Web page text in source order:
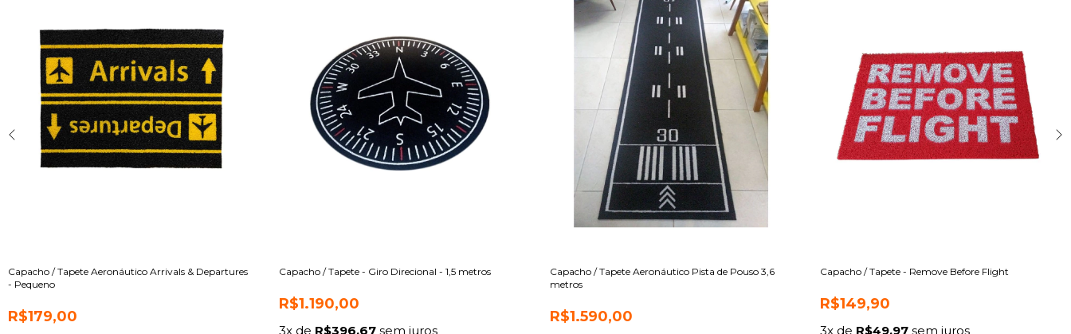
Capacho / Tapete Aeronáutico Arrivals & Departures
- Pequeno
R$179,00
Capacho / Tapete - Giro Direcional - 1,5 metros
R$1.190,00
3x de R$396,67sem juros
Capacho / Tapete Aeronáutico Pista de Pouso 3,6
metros
R$1.590,00
Capacho / Tapete - Remove Before Flight
R$149,90
3x de R$49,97 sem juros